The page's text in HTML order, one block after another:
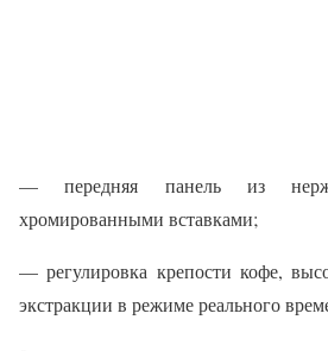
— передняя панель из
хромированными вставками;
— регулировка крепости кофе,
экстракции в режиме реального